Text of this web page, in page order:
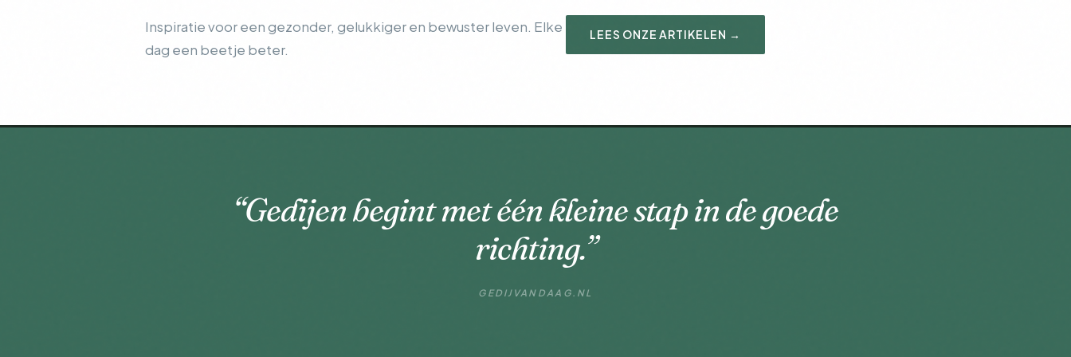
Inspiratie voor een gezonder, gelukkiger en bewuster leven. Elke
dag een beetje beter.
LEES ONZE ARTIKELEN →
“Gedijen begint met één kleine stap in de goede
richting.”
GEDIJVANDAAG.NL